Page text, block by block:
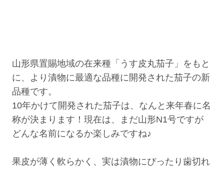
山形県置賜地域の在来種「うす皮丸茄子」をもと
に、より漬物に最適な品種に開発された茄子の新
品種です。
10年かけて開発された茄子は、なんと来年春に名
称が決まります！現在は、まだ山形N1号ですが
どんな名前になるか楽しみですね♪
果皮が薄く軟らかく、実は漬物にぴったり歯切れ